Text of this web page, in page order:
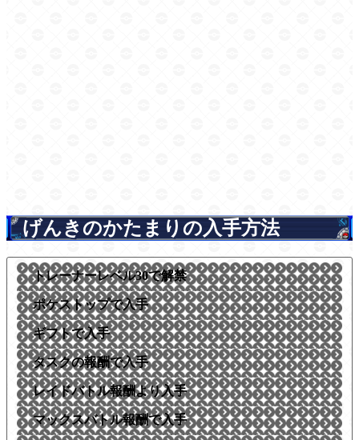
げんきのかたまりの入手方法
トレーナーレベル30で解禁
ポケストップで入手
ギフトで入手
タスクの報酬で入手
レイドバトル報酬より入手
マックスバトル報酬で入手